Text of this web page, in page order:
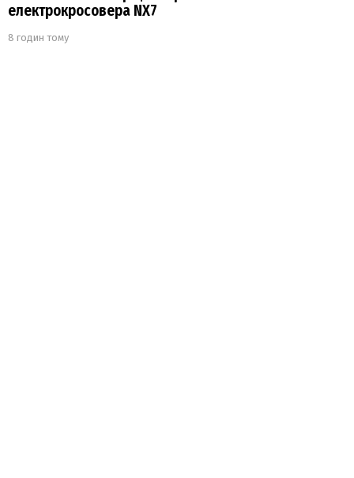
електрокросовера NX7
8 годин тому